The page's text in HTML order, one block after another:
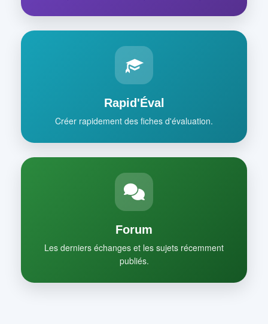
Rapid'Éval
Créer rapidement des fiches d'évaluation.
Forum
Les derniers échanges et les sujets récemment
publiés.